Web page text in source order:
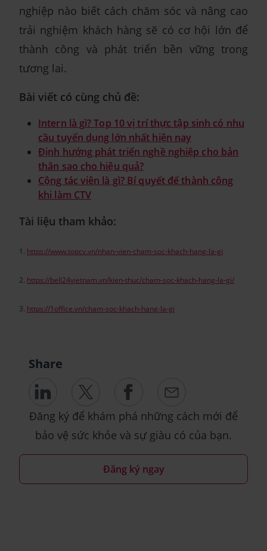
nghiệp nào biết cách chăm sóc và nâng cao
trải nghiệm khách hàng sẽ có cơ hội lớn để
thành công và phát triển bền vững trong
tương lai.
Bài viết có cùng chủ đề:
Intern là gì? Top 10 vị trí thực tập sinh có nhu
cầu tuyển dụng lớn nhất hiện nay
Định hướng phát triển nghề nghiệp cho bản
thân sao cho hiệu quả?
Cộng tác viên là gì? Bí quyết để thành công
khi làm CTV
Tài liệu tham khảo:
1. https://www.topcv.vn/nhan-vien-cham-soc-khach-hang-la-gi
2. https://bell24vietnam.vn/kien-thuc/cham-soc-khach-hang-la-gi/
3. https://1office.vn/cham-soc-khach-hang-la-gi
Share
Đăng ký để khám phá những cách mới để
bảo vệ sức khỏe và sự giàu có của bạn.
Đăng ký ngay